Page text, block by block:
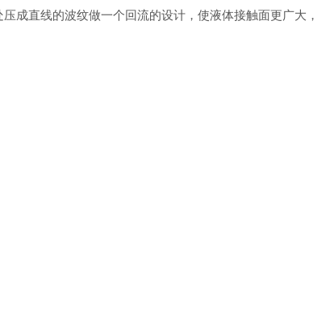
成直线的波纹做一个回流的设计，使液体接触面更广大，